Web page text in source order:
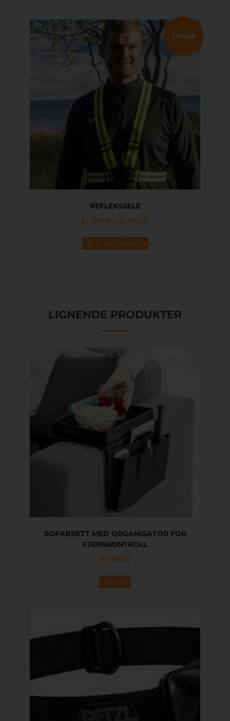
Tilbud!
REFLEKSSELE
kr 30,00 – kr 46,00
VELG ALTERNATIV
LIGNENDE PRODUKTER
SOFABRETT MED ORGANISATOR FOR
FJERNKONTROLL
kr 99,00
LES MER